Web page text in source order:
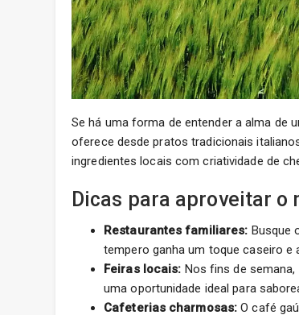
Se há uma forma de entender a alma de
oferece desde pratos tradicionais
ingredientes locais com criatividade de
Dicas para aproveitar o
Restaurantes familiares: Busque
tempero ganha um toque caseiro e
Feiras locais: Nos fins de
uma oportunidade ideal para
Cafeterias charmosas: O café